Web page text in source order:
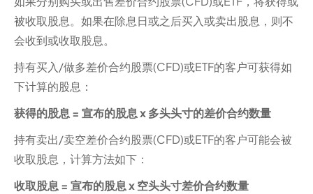
被收取股息。如果在除息日或之后买入或卖出股息，则不
会收到或收取股息。‍
持有买入/做多差价合约股票(CFD)或ETF的客户可获得如
下计算的股息：
获得的股息 = 宣布的股息 x 多头头寸的差价合约数量
持有卖出/卖空差价合约股票(CFD)或ETF的客户可能会被
收取股息，计算方法如下：
收取股息 = 宣布的股息 x 空头头寸差价合约数量